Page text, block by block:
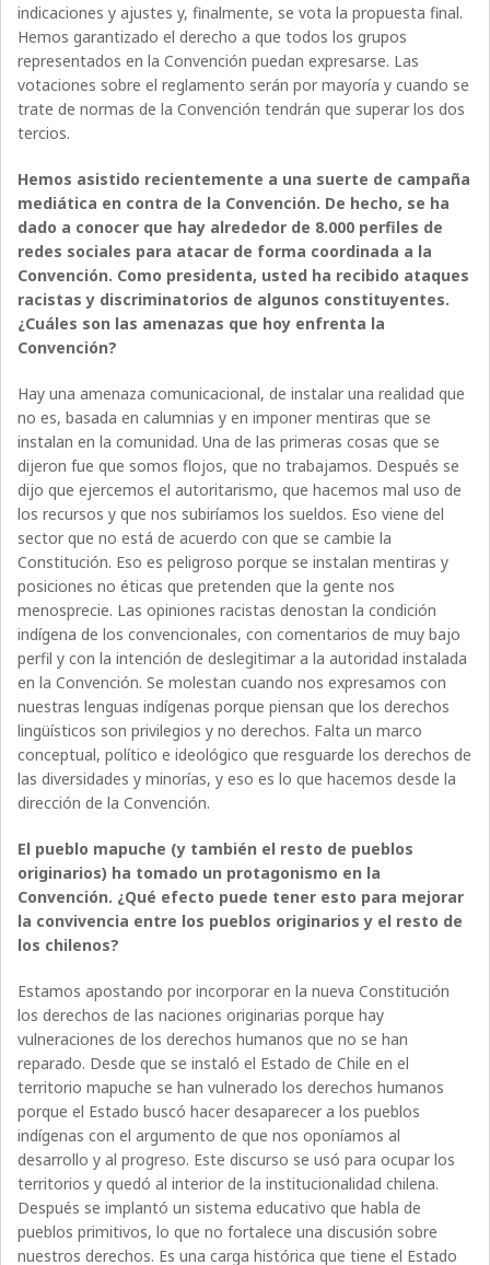
indicaciones y ajustes y, finalmente, se vota la propuesta final.
Hemos garantizado el derecho a que todos los grupos
representados en la Convención puedan expresarse. Las
votaciones sobre el reglamento serán por mayoría y cuando se
trate de normas de la Convención tendrán que superar los dos
tercios.
Hemos asistido recientemente a una suerte de campaña
mediática en contra de la Convención. De hecho, se ha
dado a conocer que hay alrededor de 8.000 perfiles de
redes sociales para atacar de forma coordinada a la
Convención. Como presidenta, usted ha recibido ataques
racistas y discriminatorios de algunos constituyentes.
¿Cuáles son las amenazas que hoy enfrenta la
Convención?
Hay una amenaza comunicacional, de instalar una realidad que
no es, basada en calumnias y en imponer mentiras que se
instalan en la comunidad. Una de las primeras cosas que se
dijeron fue que somos flojos, que no trabajamos. Después se
dijo que ejercemos el autoritarismo, que hacemos mal uso de
los recursos y que nos subiríamos los sueldos. Eso viene del
sector que no está de acuerdo con que se cambie la
Constitución. Eso es peligroso porque se instalan mentiras y
posiciones no éticas que pretenden que la gente nos
menosprecie. Las opiniones racistas denostan la condición
indígena de los convencionales, con comentarios de muy bajo
perfil y con la intención de deslegitimar a la autoridad instalada
en la Convención. Se molestan cuando nos expresamos con
nuestras lenguas indígenas porque piensan que los derechos
lingüísticos son privilegios y no derechos. Falta un marco
conceptual, político e ideológico que resguarde los derechos de
las diversidades y minorías, y eso es lo que hacemos desde la
dirección de la Convención.
El pueblo mapuche (y también el resto de pueblos
originarios) ha tomado un protagonismo en la
Convención. ¿Qué efecto puede tener esto para mejorar
la convivencia entre los pueblos originarios y el resto de
los chilenos?
Estamos apostando por incorporar en la nueva Constitución
los derechos de las naciones originarias porque hay
vulneraciones de los derechos humanos que no se han
reparado. Desde que se instaló el Estado de Chile en el
territorio mapuche se han vulnerado los derechos humanos
porque el Estado buscó hacer desaparecer a los pueblos
indígenas con el argumento de que nos oponíamos al
desarrollo y al progreso. Este discurso se usó para ocupar los
territorios y quedó al interior de la institucionalidad chilena.
Después se implantó un sistema educativo que habla de
pueblos primitivos, lo que no fortalece una discusión sobre
nuestros derechos. Es una carga histórica que tiene el Estado